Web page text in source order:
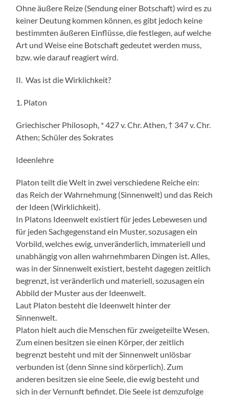
Ohne äußere Reize (Sendung einer Botschaft) wird es zu
keiner Deutung kommen können, es gibt jedoch keine
bestimmten äußeren Einflüsse, die festlegen, auf welche
Art und Weise eine Botschaft gedeutet werden muss,
bzw. wie darauf reagiert wird.
II. Was ist die Wirklichkeit?
1. Platon
Griechischer Philosoph, * 427 v. Chr. Athen, † 347 v. Chr.
Athen; Schüler des Sokrates
Ideenlehre
Platon teilt die Welt in zwei verschiedene Reiche ein:
das Reich der Wahrnehmung (Sinnenwelt) und das Reich
der Ideen (Wirklichkeit).
In Platons Ideenwelt existiert für jedes Lebewesen und
für jeden Sachgegenstand ein Muster, sozusagen ein
Vorbild, welches ewig, unveränderlich, immateriell und
unabhängig von allen wahrnehmbaren Dingen ist. Alles,
was in der Sinnenwelt existiert, besteht dagegen zeitlich
begrenzt, ist veränderlich und materiell, sozusagen ein
Abbild der Muster aus der Ideenwelt.
Laut Platon besteht die Ideenwelt hinter der
Sinnenwelt.
Platon hielt auch die Menschen für zweigeteilte Wesen.
Zum einen besitzen sie einen Körper, der zeitlich
begrenzt besteht und mit der Sinnenwelt unlösbar
verbunden ist (denn Sinne sind körperlich). Zum
anderen besitzen sie eine Seele, die ewig besteht und
sich in der Vernunft befindet. Die Seele ist demzufolge